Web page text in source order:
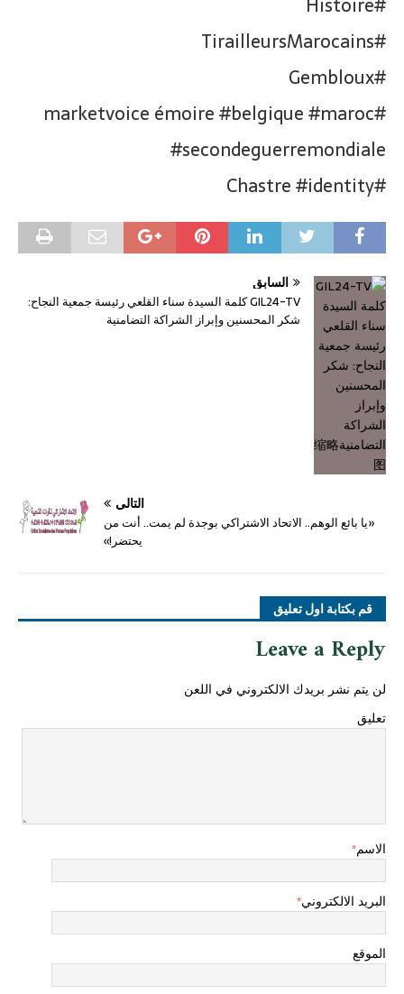
#TirailleursMarocains
#Gembloux
#marketvoice émoire #belgique #maroc
#secondeguerremondiale
#Chastre #identity
السابق
GIL24-TV كلمة السيدة سناء القلعي رئيسة جمعية النجاح:
شكر المحسنين وإبراز الشراكة التضامنية
التالي
«يا بائع الوهم.. الاتحاد الاشتراكي بوجدة لم يمت.. أنت من
يحتضر!»
قم بكتابة اول تعليق
Leave a Reply
لن يتم نشر بريدك الالكتروني في اللعن
تعليق
الاسم*
البريد الالكتروني*
الموقع